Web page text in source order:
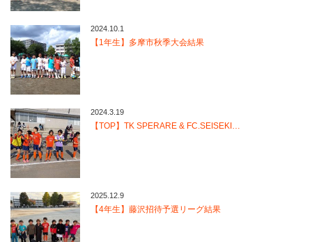
2024.10.1
【1年生】多摩市秋季大会結果
2024.3.19
【TOP】TK SPERARE & FC.SEISEKI…
2025.12.9
【4年生】藤沢招待予選リーグ結果